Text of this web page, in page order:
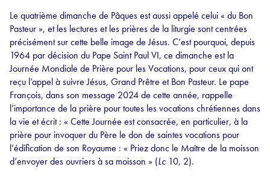
Le quatrième dimanche de Pâques est aussi appelé celui « du Bon
Pasteur », et les lectures et les prières de la liturgie sont centrées
précisément sur cette belle image de Jésus. C’est pourquoi, depuis
1964 par décision du Pape Saint Paul VI, ce dimanche est la
Journée Mondiale de Prière pour les Vocations, pour ceux qui ont
reçu l’appel à suivre Jésus, Grand Prêtre et Bon Pasteur. Le pape
François, dans son message 2024 de cette année, rappelle
l’importance de la prière pour toutes les vocations chrétiennes dans
la vie et écrit : « Cette Journée est consacrée, en particulier, à la
prière pour invoquer du Père le don de saintes vocations pour
l’édification de son Royaume : « Priez donc le Maître de la moisson
d’envoyer des ouvriers à sa moisson » (Lc 10, 2).